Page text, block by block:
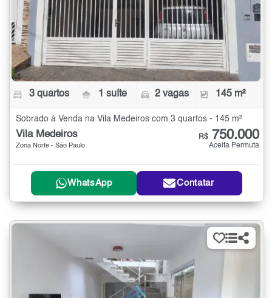
3 quartos 1 suíte 2 vagas 145 m²
Sobrado à Venda na Vila Medeiros com 3 quartos - 145 m²
Vila Medeiros
Zona Norte - São Paulo
R$ 750.000
Aceita Permuta
WhatsApp Contatar